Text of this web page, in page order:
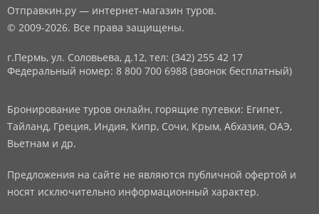
Отправкин.ру — интернет-магазин туров.
© 2009-2026. Все права защищены.
г.Пермь, ул. Соловьева, д.12, тел: (342) 255 42 17
Федеральный номер: 8 800 700 6988 (звонок бесплатный)
Бронирование туров онлайн, горящие путевки: Египет,
Тайланд, Греция, Индия, Кипр, Сочи, Крым, Абхазия, ОАЭ,
Вьетнам и др.
Предложения на сайте не являются публичной офертой и
носят исключительно информационный характер.